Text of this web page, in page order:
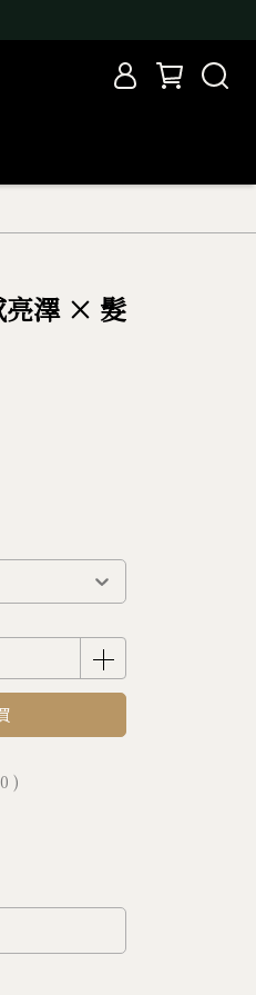
亮澤 × 髮
)